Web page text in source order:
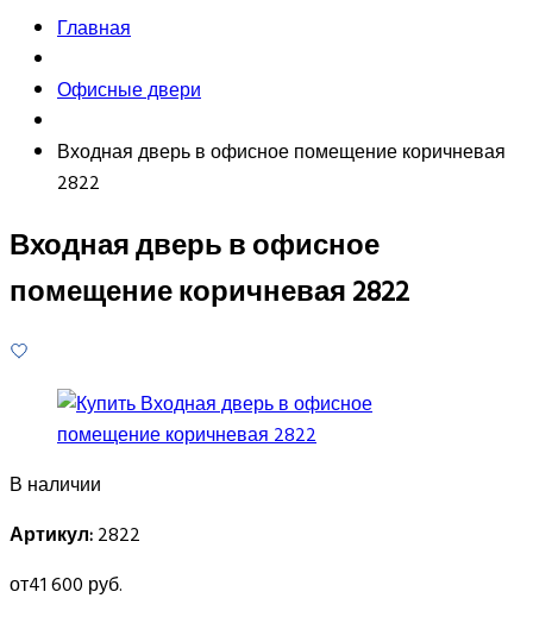
Главная
Офисные двери
Входная дверь в офисное помещение коричневая
2822
Входная дверь в офисное
помещение коричневая 2822
В наличии
Артикул:2822
от41 600 руб.